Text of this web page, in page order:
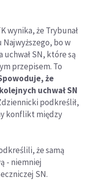
wynika, że Trybunał
bo w
SN, które są
przepisem. To
że
uchwał SN
podkreślił,
konflikt między
że samą
- niemniej
SN.